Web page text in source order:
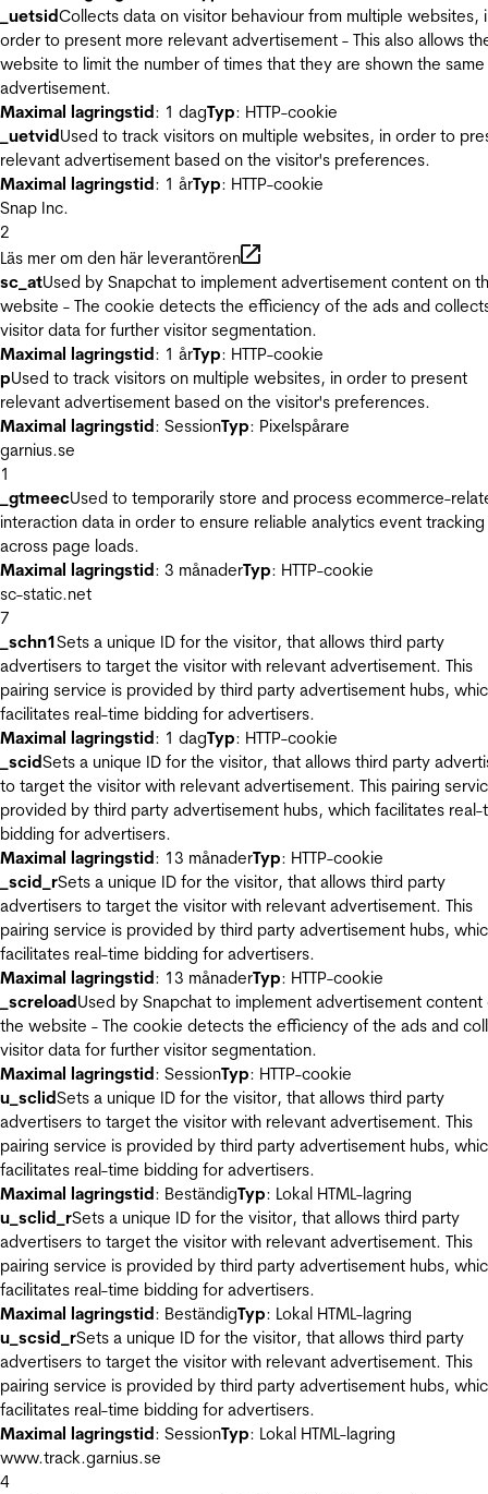
_uetsidCollects data on visitor behaviour from multiple websites,
order to present more relevant advertisement - This also allows
website to limit the number of times that they are shown the same
advertisement.
Maximal lagringstid: 1 dagTyp: HTTP-cookie
_uetvidUsed to track visitors on multiple websites, in order to
relevant advertisement based on the visitor's preferences.
Maximal lagringstid: 1 årTyp: HTTP-cookie
Snap Inc.
2
Läs mer om den här leverantören
sc_atUsed by Snapchat to implement advertisement content on
website - The cookie detects the efficiency of the ads and
visitor data for further visitor segmentation.
Maximal lagringstid: 1 årTyp: HTTP-cookie
pUsed to track visitors on multiple websites, in order to present
relevant advertisement based on the visitor's preferences.
Maximal lagringstid: SessionTyp: Pixelspårare
garnius.se
1
_gtmeecUsed to temporarily store and process ecommerce-
interaction data in order to ensure reliable analytics event tracking
across page loads.
Maximal lagringstid: 3 månaderTyp: HTTP-cookie
sc-static.net
7
_schn1Sets a unique ID for the visitor, that allows third party
advertisers to target the visitor with relevant advertisement. This
pairing service is provided by third party advertisement hubs,
facilitates real-time bidding for advertisers.
Maximal lagringstid: 1 dagTyp: HTTP-cookie
_scidSets a unique ID for the visitor, that allows third party
to target the visitor with relevant advertisement. This pairing
provided by third party advertisement hubs, which facilitates real-
bidding for advertisers.
Maximal lagringstid: 13 månaderTyp: HTTP-cookie
_scid_rSets a unique ID for the visitor, that allows third party
advertisers to target the visitor with relevant advertisement. This
pairing service is provided by third party advertisement hubs,
facilitates real-time bidding for advertisers.
Maximal lagringstid: 13 månaderTyp: HTTP-cookie
_screloadUsed by Snapchat to implement advertisement content
the website - The cookie detects the efficiency of the ads and
visitor data for further visitor segmentation.
Maximal lagringstid: SessionTyp: HTTP-cookie
u_sclidSets a unique ID for the visitor, that allows third party
advertisers to target the visitor with relevant advertisement. This
pairing service is provided by third party advertisement hubs,
facilitates real-time bidding for advertisers.
Maximal lagringstid: BeständigTyp: Lokal HTML-lagring
u_sclid_rSets a unique ID for the visitor, that allows third party
advertisers to target the visitor with relevant advertisement. This
pairing service is provided by third party advertisement hubs,
facilitates real-time bidding for advertisers.
Maximal lagringstid: BeständigTyp: Lokal HTML-lagring
u_scsid_rSets a unique ID for the visitor, that allows third party
advertisers to target the visitor with relevant advertisement. This
pairing service is provided by third party advertisement hubs,
facilitates real-time bidding for advertisers.
Maximal lagringstid: SessionTyp: Lokal HTML-lagring
www.track.garnius.se
4